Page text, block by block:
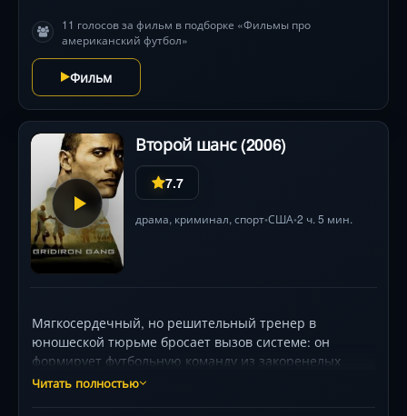
11 голосов за фильм в подборке «Фильмы про
американский футбол»
Фильм
Второй шанс (2006)
7.7
драма, криминал, спорт•США•2 ч. 5 мин.
Мягкосердечный, но решительный тренер в
юношеской тюрьме бросает вызов системе: он
формирует футбольную команду из закоренелых
соперников, чья вражда глубже тюремных стен. Под
Читать полностью